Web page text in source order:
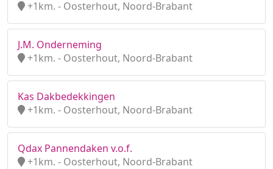
+1km. - Oosterhout, Noord-Brabant
J.M. Onderneming
+1km. - Oosterhout, Noord-Brabant
Kas Dakbedekkingen
+1km. - Oosterhout, Noord-Brabant
Qdax Pannendaken v.o.f.
+1km. - Oosterhout, Noord-Brabant